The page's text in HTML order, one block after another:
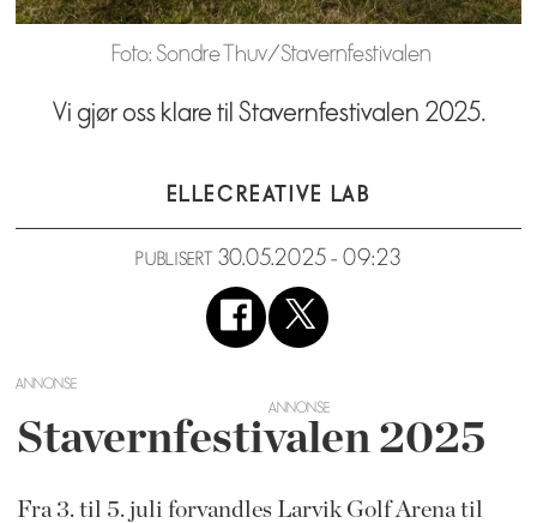
Foto: Sondre Thuv/Stavernfestivalen
Vi gjør oss klare til Stavernfestivalen 2025.
ELLECREATIVE LAB
PUBLISERT 30.05.2025 - 09:23
ANNONSE
Stavernfestivalen 2025
Fra 3. til 5. juli forvandles Larvik Golf Arena til